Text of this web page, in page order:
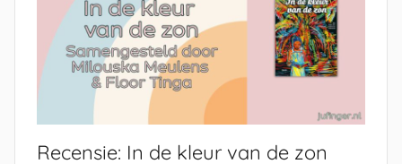
Recensie: In de kleur van de zon